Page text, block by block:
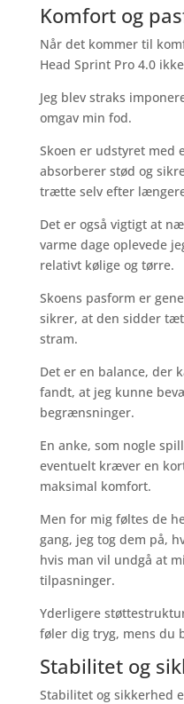
Komfort og
Når det kommer til
Head Sprint Pro 4.0
Jeg blev straks
omgav min fod.
Skoen er udstyret med
absorberer stød og
trætte selv efter
Det er også vigtigt at
varme dage oplevede
relativt kølige og tørre.
Skoens pasform er
sikrer, at den sidder
stram.
Det er en balance, der
fandt, at jeg kunne
begrænsninger.
En anke, som nogle
eventuelt kræver en
maksimal komfort.
Men for mig føltes de
gang, jeg tog dem på,
hvis man vil undgå at
tilpasninger.
Yderligere
føler dig tryg, mens du
Stabilitet og
Stabilitet og sikkerhed